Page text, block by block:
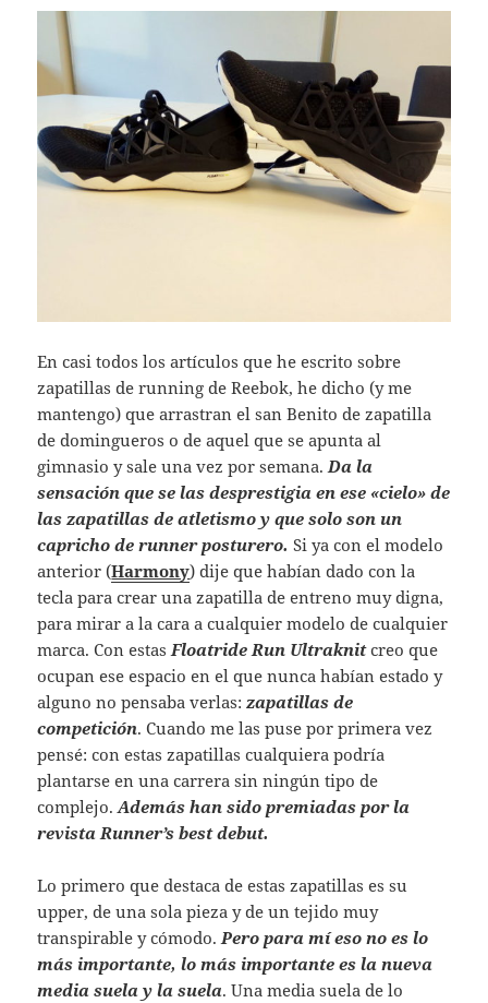
En casi todos los artículos que he escrito sobre
zapatillas de running de Reebok, he dicho (y me
mantengo) que arrastran el san Benito de zapatilla
de domingueros o de aquel que se apunta al
gimnasio y sale una vez por semana. Da la
sensación que se las desprestigia en ese «cielo» de
las zapatillas de atletismo y que solo son un
capricho de runner posturero. Si ya con el modelo
anterior (Harmony) dije que habían dado con la
tecla para crear una zapatilla de entreno muy digna,
para mirar a la cara a cualquier modelo de cualquier
marca. Con estas Floatride Run Ultraknitcreo que
ocupan ese espacio en el que nunca habían estado y
alguno no pensaba verlas:zapatillas de
competición. Cuando me las puse por primera vez
pensé: con estas zapatillas cualquiera podría
plantarse en una carrera sin ningún tipo de
complejo.Además han sido premiadas por la
revista Runner’s best debut.
Lo primero que destaca de estas zapatillas es su
upper, de una sola pieza y de un tejido muy
transpirable y cómodo. Pero para mí eso no es lo
más importante, lo más importante es la nueva
media suela y la suela. Una media suela de lo